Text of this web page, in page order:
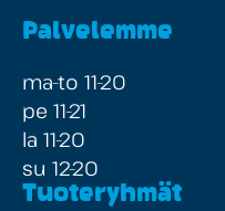
Palvelemme
ma-to 11-20
pe 11-21
la 11-20
su 12-20
Tuoteryhmät